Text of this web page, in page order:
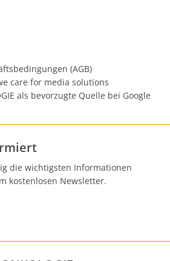
(AGB)
care for media solutions
als bevorzugte Quelle bei Google
die wichtigsten Informationen
kostenlosen Newsletter.